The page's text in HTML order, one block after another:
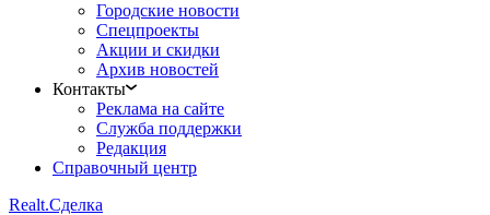
Городские новости
Спецпроекты
Акции и скидки
Архив новостей
Контакты
Реклама на сайте
Служба поддержки
Редакция
Справочный центр
Realt.Сделка